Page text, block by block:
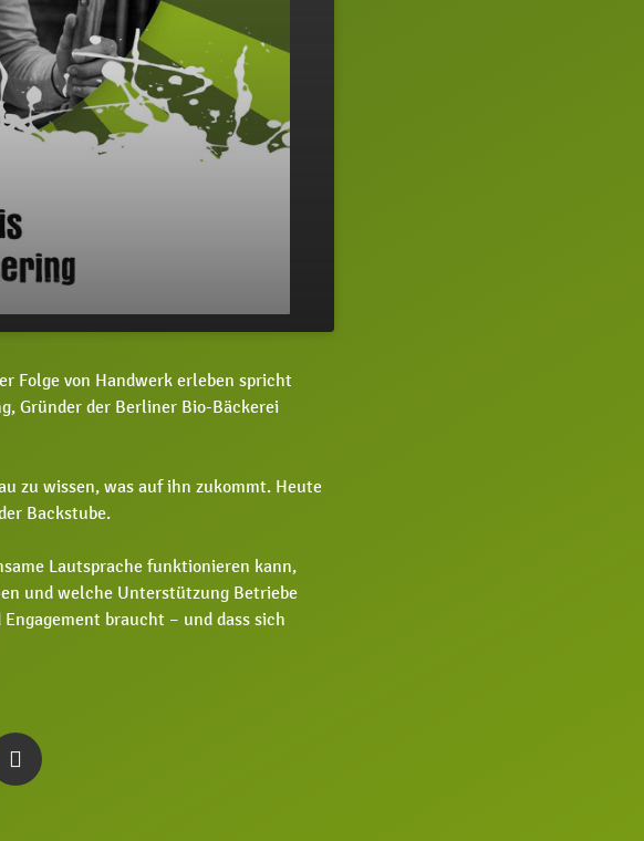
41:49
Folge von Handwerk erleben spricht
Gründer der Berliner Bio-Bäckerei
zu wissen, was auf ihn zukommt. Heute
Backstube.
Lautsprache funktionieren kann,
und welche Unterstützung Betriebe
braucht – und dass sich